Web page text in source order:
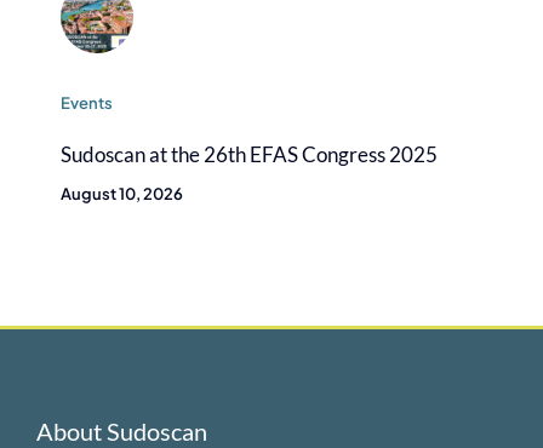
Events
Sudoscan at the 26th EFAS Congress 2025
August 10, 2026
About Sudoscan